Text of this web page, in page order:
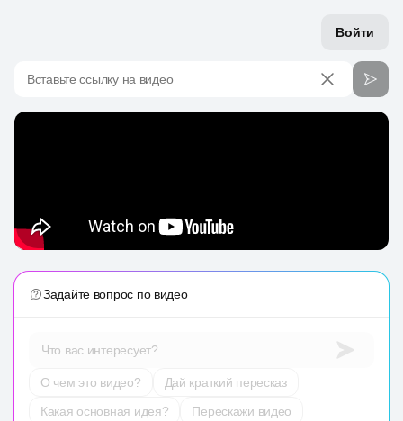
Войти
Вставьте ссылку на видео
Задайте вопрос по видео
Что вас интересует?
О чем это видео?
Дай краткий пересказ
Какая основная идея?
Перескажи видео